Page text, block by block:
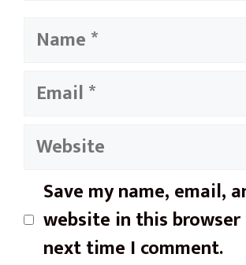
Name
Email
Website
Save my name, email,
website in this
next time I comment.